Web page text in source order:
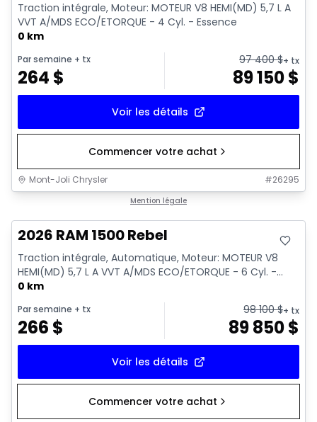
Traction intégrale, Moteur: MOTEUR V8 HEMI(MD) 5,7 L A
VVT A/MDS ECO/ETORQUE - 4 Cyl. - Essence
0 km
Par semaine + tx
264 $
97 400$+ tx
89 150$
Voir les détails
Commencer votre achat
Mont-Joli Chrysler #26295
Mention légale
2026 RAM 1500 Rebel
Traction intégrale, Automatique, Moteur: MOTEUR V8
HEMI(MD) 5,7 L A VVT A/MDS ECO/ETORQUE - 6 Cyl. -...
0 km
Par semaine + tx
266 $
98 100$+ tx
89 850$
Voir les détails
Commencer votre achat